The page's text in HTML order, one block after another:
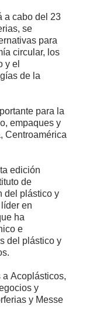
a cabo del 23
se
para
circular, los
y el
de la
para la
empaques y
Centroamérica
edición
de
del plástico y
en
ha
e
del plástico y
a Acoplásticos,
y
y Messe